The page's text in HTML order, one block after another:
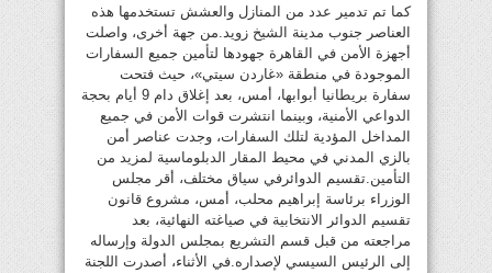
كما تم تدمير عدد من المنازل والعشش تستخدمها هذه
العناصر جنوب مدينة الشيخ زويد.من جهة أخرى، واصلت
أجهزة الأمن في القاهرة جهودها لتأمين جميع السفارات
الموجودة في منطقة «غاردن سيتي»، حيث فتحت
سفارة بريطانيا أبوابها، أمس، بعد إغلاق دام 9 أيام بحجة
الدواعي الأمنية، وبينما انتشرت قوات الأمن في جميع
المداخل المؤدية لتلك السفارات، وجدت عناصر أمن
بالزي المدني في محيط المقار الدبلوماسية لمزيد من
التأمين.تقسيم الدوائرفي سياق مختلف، أقر مجلس
الوزراء برئاسة إبراهيم محلب، أمس، مشروع قانون
تقسيم الدوائر الانتخابية في صياغته النهائية، بعد
مراجعته من قبل قسم التشريع بمجلس الدولة وإرساله
إلى الرئيس السيسي لإصداره.في الأثناء، أصدرت اللجنة